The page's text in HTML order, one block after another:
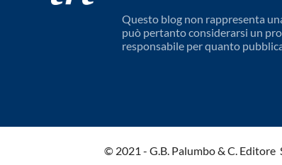
Questo blog non rappresenta
può pertanto considerarsi un
responsabile per quanto
© 2021 - G.B. Palumbo & C.